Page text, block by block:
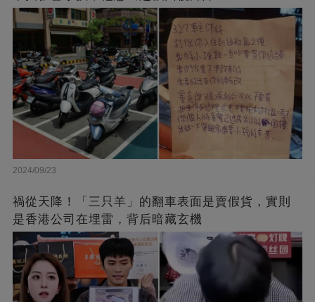
2024/09/23
禍從天降！「三只羊」的翻車表面是賣假貨，實則
是香港公司在埋雷，背后暗藏玄機